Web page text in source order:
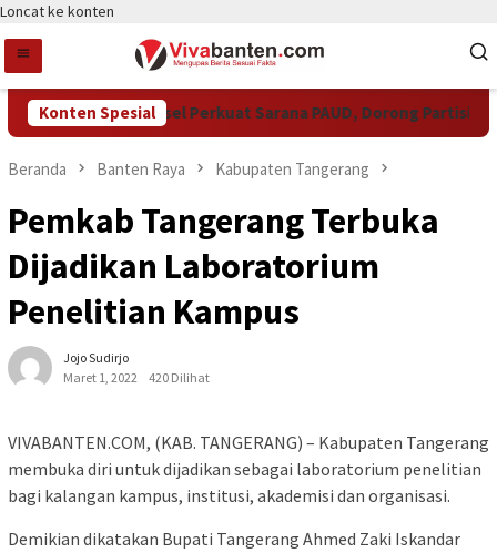
Loncat ke konten
Konten Spesial
Pemkot Tangsel Perkuat Sarana PAUD, Dorong Partisipasi
Beranda Banten Raya Kabupaten Tangerang
Pemkab Tangerang Terbuka
Dijadikan Laboratorium
Penelitian Kampus
Jojo Sudirjo
Maret 1, 2022
420 Dilihat
VIVABANTEN.COM, (KAB. TANGERANG) – Kabupaten Tangerang
membuka diri untuk dijadikan sebagai laboratorium penelitian
bagi kalangan kampus, institusi, akademisi dan organisasi.
Demikian dikatakan Bupati Tangerang Ahmed Zaki Iskandar